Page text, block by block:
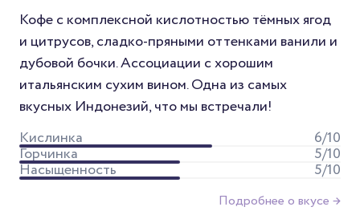
Кофе с комплексной кислотностью тёмных ягод
и цитрусов, сладко-пряными оттенками ванили и
дубовой бочки. Ассоциации с хорошим
итальянским сухим вином. Одна из самых
вкусных Индонезий, что мы встречали!
Кислинка
6/10
Горчинка 5/10
Насыщенность 5/10
Подробнее о вкусе →